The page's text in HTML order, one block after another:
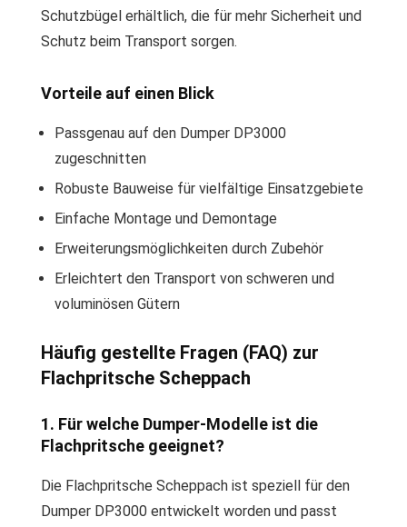
Schutzbügel erhältlich, die für mehr Sicherheit und
Schutz beim Transport sorgen.
Vorteile auf einen Blick
Passgenau auf den Dumper DP3000
zugeschnitten
Robuste Bauweise für vielfältige Einsatzgebiete
Einfache Montage und Demontage
Erweiterungsmöglichkeiten durch Zubehör
Erleichtert den Transport von schweren und
voluminösen Gütern
Häufig gestellte Fragen (FAQ) zur
Flachpritsche Scheppach
1. Für welche Dumper-Modelle ist die
Flachpritsche geeignet?
Die Flachpritsche Scheppach ist speziell für den
Dumper DP3000 entwickelt worden und passt